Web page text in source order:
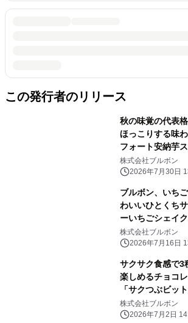
この発行者のリリース
秋の味覚の代表
ほっこりする味
フォート安納芋
ど 8品を期間限定
開始！
株式会社ブルボン
2026年7月30日
ブルボン、いち
わいいひとくち
ーいちごシェイ
7月21日(火)に新
株式会社ブルボン
2026年7月16日
サクサク食感で3
楽しめるチョコ
「サクつぶビッ
を期間限定で 7月
株式会社ブルボン
2026年7月2日